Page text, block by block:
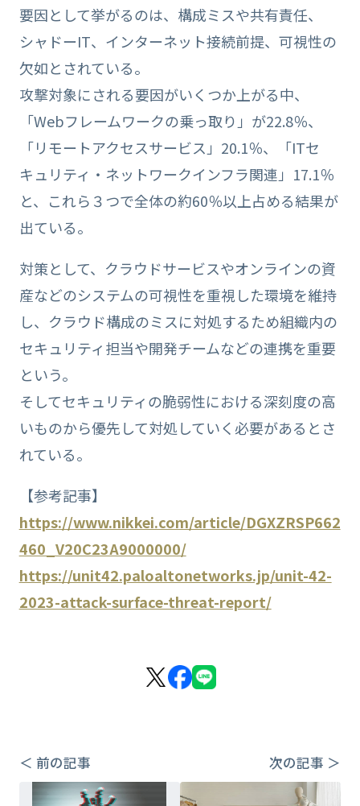
要因として挙がるのは、構成ミスや共有責任、
シャドーIT、インターネット接続前提、可視性の
欠如とされている。
攻撃対象にされる要因がいくつか上がる中、
「Webフレームワークの乗っ取り」が22.8％、
「リモートアクセスサービス」20.1％、「ITセ
キュリティ・ネットワークインフラ関連」17.1％
と、これら３つで全体の約60％以上占める結果が
出ている。
対策として、クラウドサービスやオンラインの資
産などのシステムの可視性を重視した環境を維持
し、クラウド構成のミスに対処するため組織内の
セキュリティ担当や開発チームなどの連携を重要
という。
そしてセキュリティの脆弱性における深刻度の高
いものから優先して対処していく必要があるとさ
れている。
【参考記事】
https://www.nikkei.com/article/DGXZRSP662
460_V20C23A9000000/
https://unit42.paloaltonetworks.jp/unit-42-
2023-attack-surface-threat-report/
＜ 前の記事 次の記事 ＞